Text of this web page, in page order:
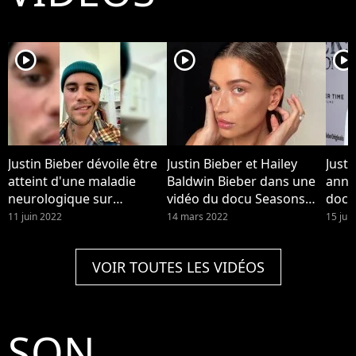
player2
Justin Bieber dévoile être
atteint d'une maladie
neurologique sur
Instagram le vendredi 10
11 juin 2022
player2
Justin Bieber et Hailey
Baldwin Bieber dans une
vidéo du docu Seasons
dispo sur YouTube. Hailey
après un caillot cérébral,
avec des symptômes
similaires à un AVC, elle
14 mars 2022
player2
15
VOIR TOUTES LES VIDÉOS